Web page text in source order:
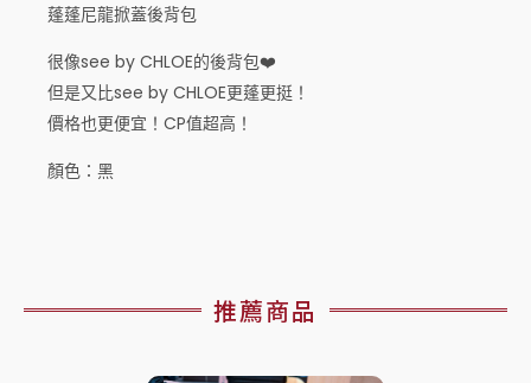
蓬蓬尼龍掀蓋後背包
很像see by CHLOE的後背包❤️
但是又比see by CHLOE更蓬更挺！
價格也更便宜！CP值超高！
顏色：黑
推薦商品